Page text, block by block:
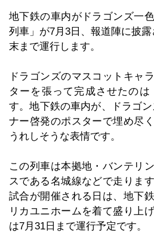
地下鉄の車内がドラゴンズ一
列車」が7月3日、報道陣に披
末まで運行します。
ドラゴンズのマスコットキャ
ターを張って完成させたの
す。地下鉄の車内が、ドラゴ
ナー啓発のポスターで埋め尽
うれしそうな表情です。
この列車は本拠地・バンテリ
スである名城線などで走りま
試合が開催される日は、地下
リカユニホームを着て盛り上
は7月31日まで運行予定です。